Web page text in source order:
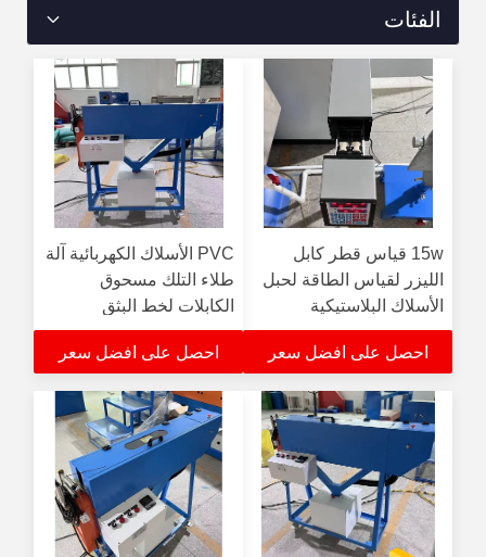
الفئات
15w قياس قطر كابل
الليزر لقياس الطاقة لحبل
الأسلاك البلاستيكية
احصل على افضل سعر
PVC الأسلاك الكهربائية آلة
طلاء التلك مسحوق
الكابلات لخط البثق
احصل على افضل سعر